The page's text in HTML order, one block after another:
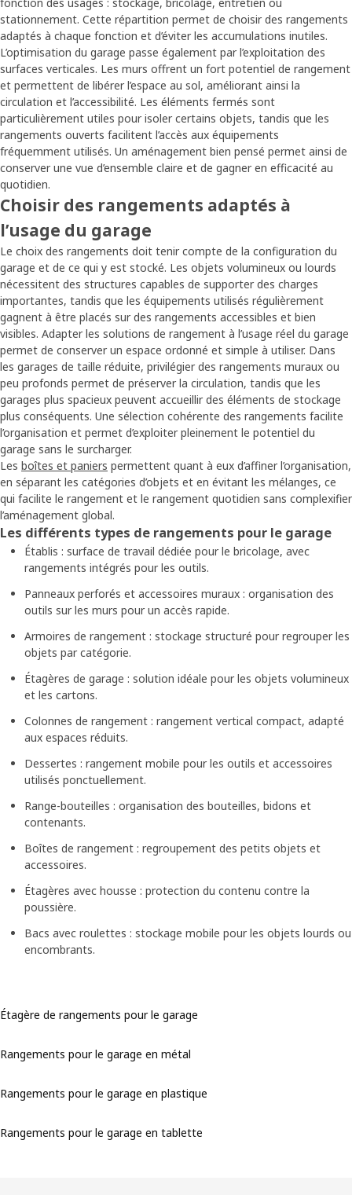
stationnement. Cette répartition permet de choisir des rangements
adaptés à chaque fonction et d’éviter les accumulations inutiles.
L’optimisation du garage passe également par l’exploitation des
surfaces verticales. Les murs offrent un fort potentiel de rangement
et permettent de libérer l’espace au sol, améliorant ainsi la
circulation et l’accessibilité. Les éléments fermés sont
particulièrement utiles pour isoler certains objets, tandis que les
rangements ouverts facilitent l’accès aux équipements
fréquemment utilisés. Un aménagement bien pensé permet ainsi de
conserver une vue d’ensemble claire et de gagner en efficacité au
quotidien.
Choisir des rangements adaptés à
l’usage du garage
Le choix des rangements doit tenir compte de la configuration du
garage et de ce qui y est stocké. Les objets volumineux ou lourds
nécessitent des structures capables de supporter des charges
importantes, tandis que les équipements utilisés régulièrement
gagnent à être placés sur des rangements accessibles et bien
visibles. Adapter les solutions de rangement à l’usage réel du garage
permet de conserver un espace ordonné et simple à utiliser. Dans
les garages de taille réduite, privilégier des rangements muraux ou
peu profonds permet de préserver la circulation, tandis que les
garages plus spacieux peuvent accueillir des éléments de stockage
plus conséquents. Une sélection cohérente des rangements facilite
l’organisation et permet d’exploiter pleinement le potentiel du
garage sans le surcharger.
Les boîtes et paniers permettent quant à eux d’affiner l’organisation,
en séparant les catégories d’objets et en évitant les mélanges, ce
qui facilite le rangement et le rangement quotidien sans complexifier
l’aménagement global.
Les différents types de rangements pour le garage
Établis : surface de travail dédiée pour le bricolage, avec
rangements intégrés pour les outils.
Panneaux perforés et accessoires muraux : organisation des
outils sur les murs pour un accès rapide.
Armoires de rangement : stockage structuré pour regrouper les
objets par catégorie.
Étagères de garage : solution idéale pour les objets volumineux
et les cartons.
Colonnes de rangement : rangement vertical compact, adapté
aux espaces réduits.
Dessertes : rangement mobile pour les outils et accessoires
utilisés ponctuellement.
Range-bouteilles : organisation des bouteilles, bidons et
contenants.
Boîtes de rangement : regroupement des petits objets et
accessoires.
Étagères avec housse : protection du contenu contre la
poussière.
Bacs avec roulettes : stockage mobile pour les objets lourds ou
encombrants.
Étagère de rangements pour le garage
Rangements pour le garage en métal
Rangements pour le garage en plastique
Rangements pour le garage en tablette